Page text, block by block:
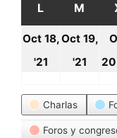
L LUNES
M
Oct 18,
'21
2021
Oct 19,
'21
19
Categorías
Charlas
Foros y